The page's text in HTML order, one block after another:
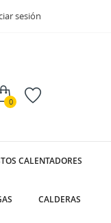
sesión
0
CALENTADORES
CALDERAS